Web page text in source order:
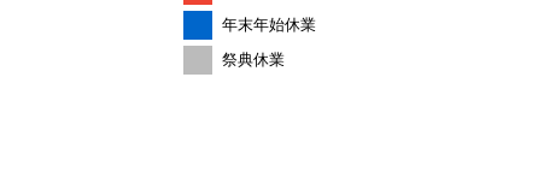
年末年始休業
祭典休業